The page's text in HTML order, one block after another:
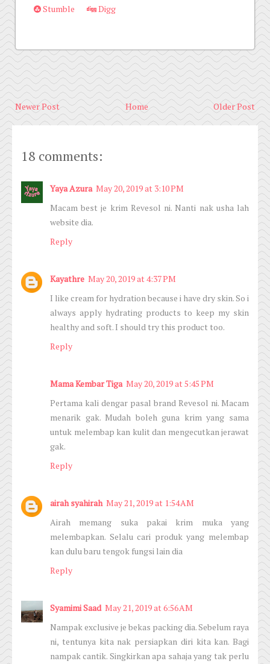
Stumble
Digg
Newer Post Older Post
Home
18 comments:
Yaya Azura May 20, 2019 at 3:10 PM
Macam best je krim Revesol ni. Nanti nak usha lah
website dia.
Reply
Kayathre May 20, 2019 at 4:37 PM
I like cream for hydration because i have dry skin. So i
always apply hydrating products to keep my skin
healthy and soft. I should try this product too.
Reply
Mama Kembar Tiga May 20, 2019 at 5:45 PM
Pertama kali dengar pasal brand Revesol ni. Macam
menarik gak. Mudah boleh guna krim yang sama
untuk melembap kan kulit dan mengecutkan jerawat
gak.
Reply
airah syahirah May 21, 2019 at 1:54 AM
Airah memang suka pakai krim muka yang
melembapkan. Selalu cari produk yang melembap
kan dulu baru tengok fungsi lain dia
Reply
Syamimi Saad May 21, 2019 at 6:56 AM
Nampak exclusive je bekas packing dia. Sebelum raya
ni, tentunya kita nak persiapkan diri kita kan. Bagi
nampak cantik. Singkirkan apa sahaja yang tak perlu